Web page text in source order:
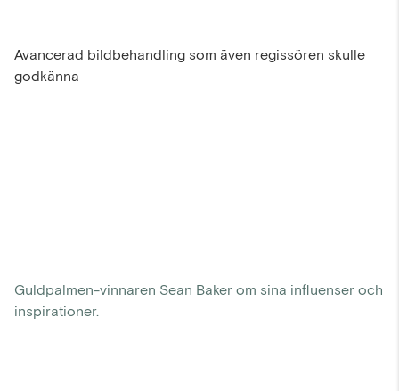
Avancerad bildbehandling som även regissören skulle
godkänna
Guldpalmen-vinnaren Sean Baker om sina influenser och
inspirationer.